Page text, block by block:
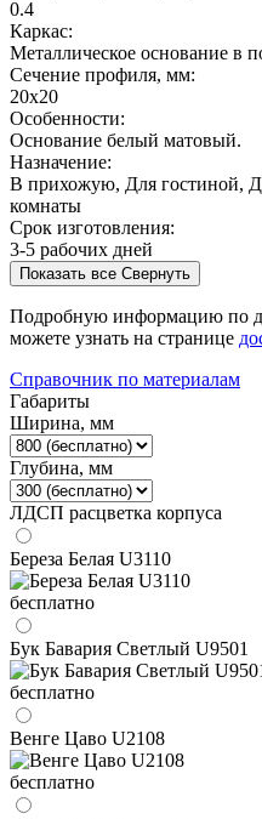
0.4
Каркас:
Металлическое основание в
Сечение профиля, мм:
20х20
Особенности:
Основание белый матовый.
Назначение:
В прихожую, Для гостиной,
комнаты
Срок изготовления:
3-5 рабочих дней
Показать все Свернуть
Подробную информацию по
можете узнать на странице
Справочник по материалам
Габариты
Ширина, мм
Глубина, мм
ЛДСП расцветка корпуса
Береза Белая U3110
бесплатно
Бук Бавария Светлый U9501
бесплатно
Венге Цаво U2108
бесплатно